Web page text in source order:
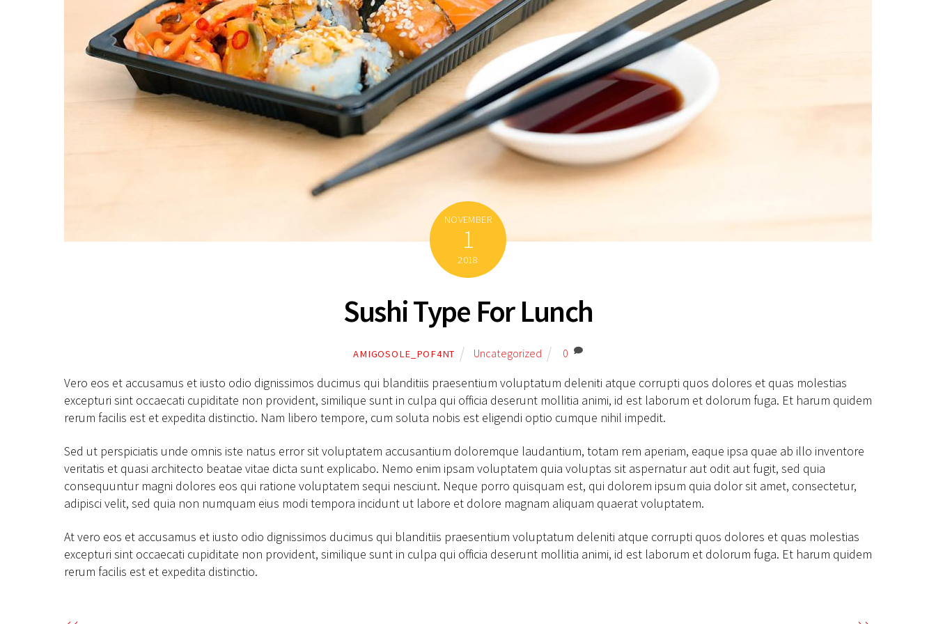
NOVEMBER
1
2018
Sushi Type For Lunch
AMIGOSOLE_POF4NT Uncategorized 0
Vero eos et accusamus et iusto odio dignissimos ducimus qui blanditiis praesentium voluptatum deleniti atque corrupti quos dolores et quas molestias
excepturi sint occaecati cupiditate non provident, similique sunt in culpa qui officia deserunt mollitia animi, id est laborum et dolorum fuga. Et harum quidem
rerum facilis est et expedita distinctio. Nam libero tempore, cum soluta nobis est eligendi optio cumque nihil impedit.
Sed ut perspiciatis unde omnis iste natus error sit voluptatem accusantium doloremque laudantium, totam rem aperiam, eaque ipsa quae ab illo inventore
veritatis et quasi architecto beatae vitae dicta sunt explicabo. Nemo enim ipsam voluptatem quia voluptas sit aspernatur aut odit aut fugit, sed quia
consequuntur magni dolores eos qui ratione voluptatem sequi nesciunt. Neque porro quisquam est, qui dolorem ipsum quia dolor sit amet, consectetur,
adipisci velit, sed quia non numquam eius modi tempora incidunt ut labore et dolore magnam aliquam quaerat voluptatem.
At vero eos et accusamus et iusto odio dignissimos ducimus qui blanditiis praesentium voluptatum deleniti atque corrupti quos dolores et quas molestias
excepturi sint occaecati cupiditate non provident, similique sunt in culpa qui officia deserunt mollitia animi, id est laborum et dolorum fuga. Et harum quidem
rerum facilis est et expedita distinctio.